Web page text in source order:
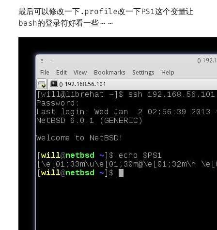
最后可以修改一下.profile改一下PS1这个变量让
bash的登录符好看一些～～